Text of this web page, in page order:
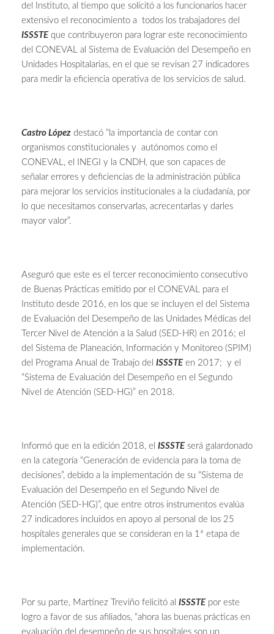
del Instituto, al tiempo que solicitó a los funcionarios hacer
extensivo el reconocimiento a todos los trabajadores del
ISSSTE que contribuyeron para lograr este reconocimiento
del CONEVAL al Sistema de Evaluación del Desempeño en
Unidades Hospitalarias, en el que se revisan 27 indicadores
para medir la eficiencia operativa de los servicios de salud.
Castro López destacó “la importancia de contar con
organismos constitucionales y autónomos como el
CONEVAL, el INEGI y la CNDH, que son capaces de
señalar errores y deficiencias de la administración pública
para mejorar los servicios institucionales a la ciudadanía, por
lo que necesitamos conservarlas, acrecentarlas y darles
mayor valor”.
Aseguró que este es el tercer reconocimiento consecutivo
de Buenas Prácticas emitido por el CONEVAL para el
Instituto desde 2016, en los que se incluyen el del Sistema
de Evaluación del Desempeño de las Unidades Médicas del
Tercer Nivel de Atención a la Salud (SED-HR) en 2016; el
del Sistema de Planeación, Información y Monitoreo (SPIM)
del Programa Anual de Trabajo del ISSSTE en 2017; y el
“Sistema de Evaluación del Desempeño en el Segundo
Nivel de Atención (SED-HG)” en 2018.
Informó que en la edición 2018, el ISSSTE será galardonado
en la categoría “Generación de evidencia para la toma de
decisiones”, debido a la implementación de su “Sistema de
Evaluación del Desempeño en el Segundo Nivel de
Atención (SED-HG)”, que entre otros instrumentos evalúa
27 indicadores incluidos en apoyo al personal de los 25
hospitales generales que se consideran en la 1ª etapa de
implementación.
Por su parte, Martínez Treviño felicitó al ISSSTE por este
logro a favor de sus afiliados, “ahora las buenas prácticas en
evaluación del desempeño de sus hospitales son un